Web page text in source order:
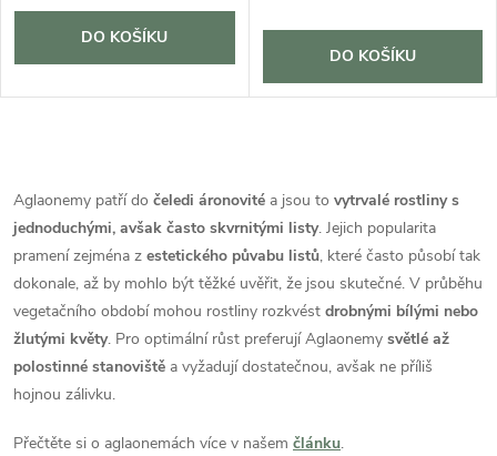
DO KOŠÍKU
DO KOŠÍKU
v
l
á
d
a
c
Aglaonemy patří do čeledi áronovité a jsou to vytrvalé rostliny s
jednoduchými, avšak často skvrnitými listy. Jejich popularita
pramení zejména z estetického půvabu listů, které často působí tak
dokonale, až by mohlo být těžké uvěřit, že jsou skutečné. V průběhu
vegetačního období mohou rostliny rozkvést drobnými bílými nebo
žlutými květy. Pro optimální růst preferují Aglaonemy světlé až
polostinné stanoviště a vyžadují dostatečnou, avšak ne příliš
hojnou zálivku.
Přečtěte si o aglaonemách více v našem článku.